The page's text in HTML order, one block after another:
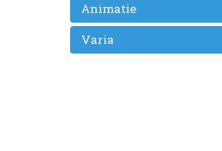
Animatie
Varia